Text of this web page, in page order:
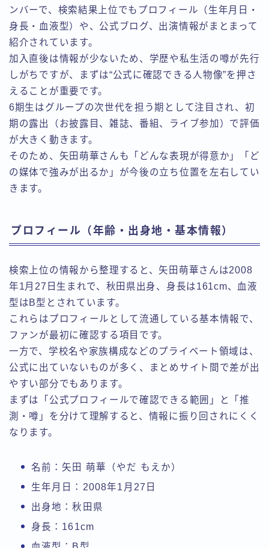
ンバーで、検索結果上位でもプロフィール（生年月日・
身長・血液型）や、公式ブログ、出演情報がまとまって
紹介されています。
加入直後は情報が少ないため、学歴や私生活の噂が先行
しがちですが、まずは“公式に確認できる人物像”を押さ
えることが重要です。
6期生はグループの次世代を担う期として注目され、初
期の露出（お披露目、雑誌、番組、ライブ参加）で評価
が大きく動きます。
そのため、矢田萌華さんも「どんな表現が得意か」「ど
の媒体で強みが出るか」が今後の立ち位置を左右してい
きます。
プロフィール（年齢・出身地・基本情報）
検索上位の情報から整理すると、矢田萌華さんは2008
年1月27日生まれで、秋田県出身、身長は161cm、血液
型はB型とされています。
これらはプロフィールとして流通している基本情報で、
ファンが最初に確認する項目です。
一方で、学校名や家族構成などのプライベート領域は、
公式に出ていないものが多く、まとめサイト間で差が出
やすい部分でもあります。
まずは「公式プロフィールで確認できる範囲」と「推
測・噂」を分けて理解すると、情報に振り回されにくく
なります。
名前：矢田 萌華（やだ もえか）
生年月日：2008年1月27日
出身地：秋田県
身長：161cm